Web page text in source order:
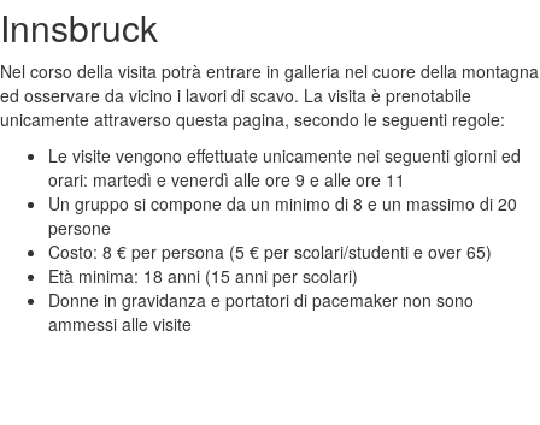
Innsbruck
Nel corso della visita potrà entrare in galleria nel cuore della montagna
ed osservare da vicino i lavori di scavo. La visita è prenotabile
unicamente attraverso questa pagina, secondo le seguenti regole:
Le visite vengono effettuate unicamente nei seguenti giorni ed
orari: martedì e venerdì alle ore 9 e alle ore 11
Un gruppo si compone da un minimo di 8 e un massimo di 20
persone
Costo: 8 € per persona (5 € per scolari/studenti e over 65)
Età minima: 18 anni (15 anni per scolari)
Donne in gravidanza e portatori di pacemaker non sono
ammessi alle visite